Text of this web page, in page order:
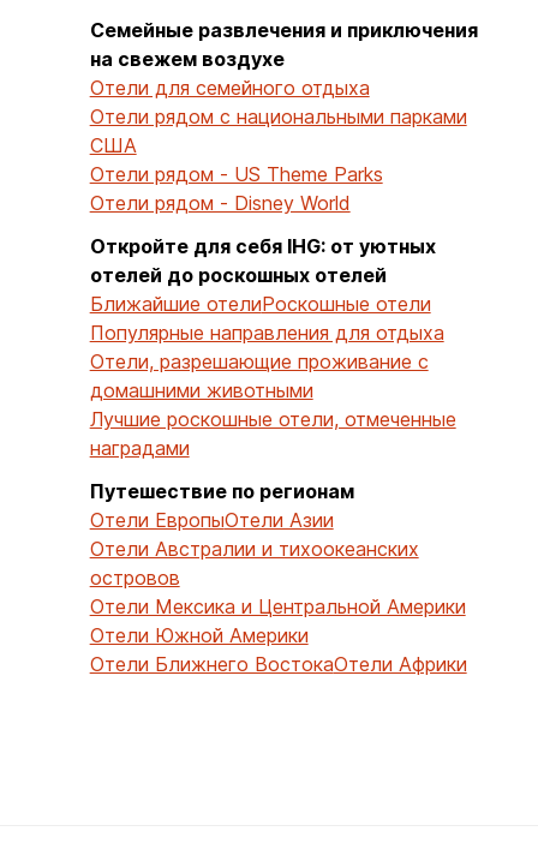
Семейные развлечения и приключения
на свежем воздухе
Отели для семейного отдыха
Отели рядом с национальными парками
США
Отели рядом - US Theme Parks
Отели рядом - Disney World
Откройте для себя IHG: от уютных
отелей до роскошных отелей
Ближайшие отелиРоскошные отели
Популярные направления для отдыха
Отели, разрешающие проживание с
домашними животными
Лучшие роскошные отели, отмеченные
наградами
Путешествие по регионам
Отели ЕвропыОтели Азии
Отели Австралии и тихоокеанских
островов
Отели Мексика и Центральной Америки
Отели Южной Америки
Отели Ближнего ВостокаОтели Африки